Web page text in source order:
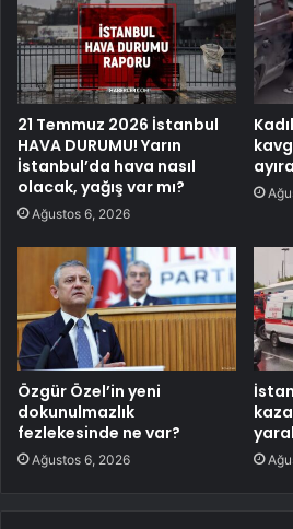
21 Temmuz 2026 İstanbul
HAVA DURUMU! Yarın
İstanbul’da hava nasıl
olacak, yağış var mı?
Ağustos 6, 2026
Özgür Özel’in yeni
dokunulmazlık
fezlekesinde ne var?
Ağustos 6, 2026